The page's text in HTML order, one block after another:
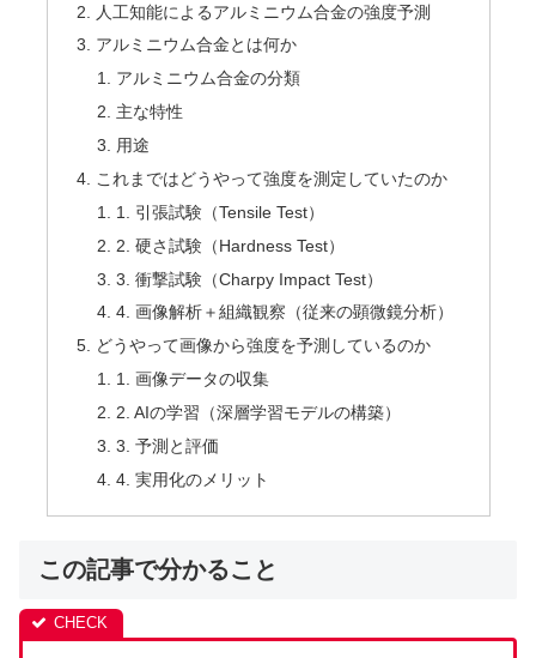
人工知能によるアルミニウム合金の強度予測
アルミニウム合金とは何か
アルミニウム合金の分類
主な特性
用途
これまではどうやって強度を測定していたのか
1. 引張試験（Tensile Test）
2. 硬さ試験（Hardness Test）
3. 衝撃試験（Charpy Impact Test）
4. 画像解析＋組織観察（従来の顕微鏡分析）
どうやって画像から強度を予測しているのか
1. 画像データの収集
2. AIの学習（深層学習モデルの構築）
3. 予測と評価
4. 実用化のメリット
この記事で分かること